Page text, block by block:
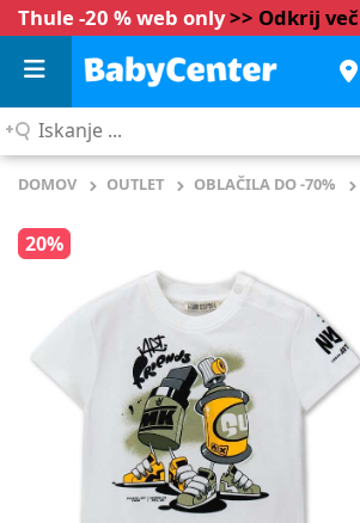
Thule -20 % web only>> Odkrij več
Iskanje
DOMOV OUTLET OBLAČILA DO -70%
20%